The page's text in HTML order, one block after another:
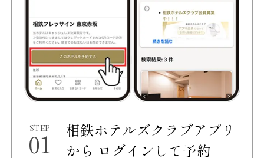
STEP
01
相鉄ホテルズクラブアプリ
から ログインして予約